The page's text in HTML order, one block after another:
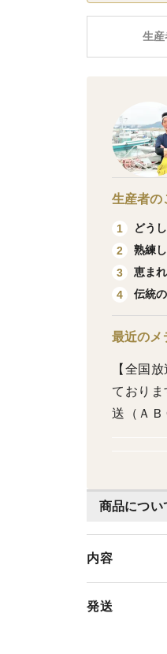
生産
商品につい
内容
発送
生産者の
1
どう
2
熟練
3
恵ま
4
伝統
最近のメ
【全国放送や地方
ております＾＾ ＮＨＫ『うまいっ！』 テレ朝「羽
送（Ａ